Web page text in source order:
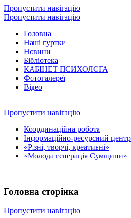
Пропустити навігацію
Пропустити навігацію
Головна
Наші гуртки
Новини
Бібліотека
КАБІНЕТ ПСИХОЛОГА
Фотогалереї
Відео
Пропустити навігацію
Координаційна робота
Інформаційно-ресурсний центр
«Різні, творчі, креативні»
«Молода генерація Сумщини»
Головна сторінка
Пропустити навігацію